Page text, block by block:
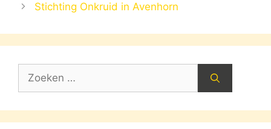
Stichting Onkruid in Avenhorn
Zoek